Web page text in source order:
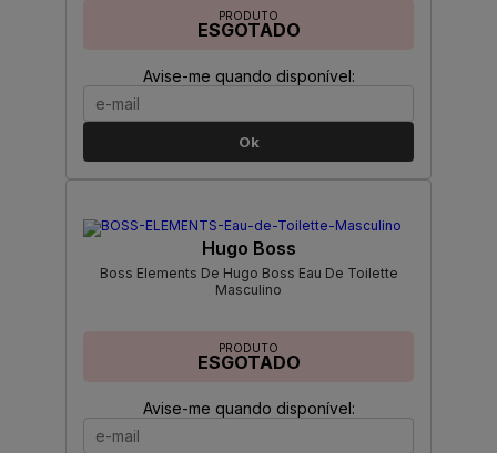
PRODUTO
ESGOTADO
Avise-me quando disponível:
Ok
Hugo Boss
Boss Elements De Hugo Boss Eau De Toilette
Masculino
PRODUTO
ESGOTADO
Avise-me quando disponível: